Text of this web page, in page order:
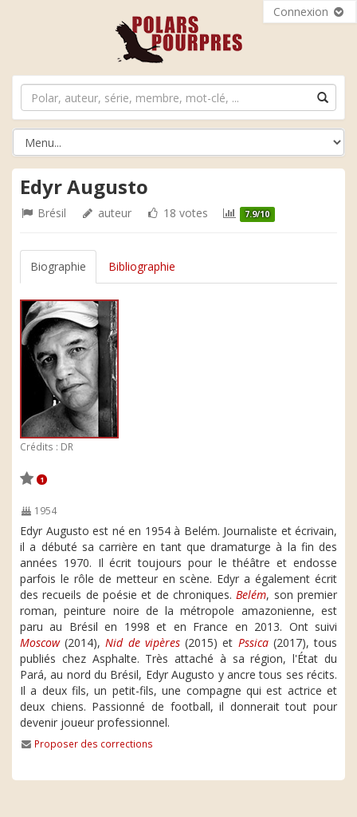
Connexion
Edyr Augusto
Brésil auteur 18 votes 7.9/10
Biographie Bibliographie
Crédits : DR
1
1954
Edyr Augusto est né en 1954 à Belém. Journaliste et écrivain,
il a débuté sa carrière en tant que dramaturge à la fin des
années 1970. Il écrit toujours pour le théâtre et endosse
parfois le rôle de metteur en scène. Edyr a également écrit
des recueils de poésie et de chroniques.Belém, son premier
roman, peinture noire de la métropole amazonienne, est
paru au Brésil en 1998 et en France en 2013. Ont suivi
Moscow(2014),Nid de vipères(2015) et Pssica(2017), tous
publiés chez Asphalte. Très attaché à sa région, l'État du
Pará, au nord du Brésil, Edyr Augusto y ancre tous ses récits.
Il a deux fils, un petit-fils, une compagne qui est actrice et
deux chiens. Passionné de football, il donnerait tout pour
devenir joueur professionnel.
Proposer des corrections